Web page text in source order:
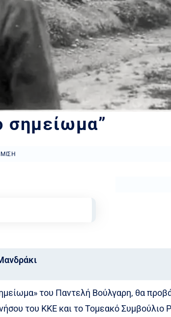
σημείωμα”
του Παντελή Βούλγαρη, θα
του ΚΚΕ και το Τομεακό Συμβούλιο